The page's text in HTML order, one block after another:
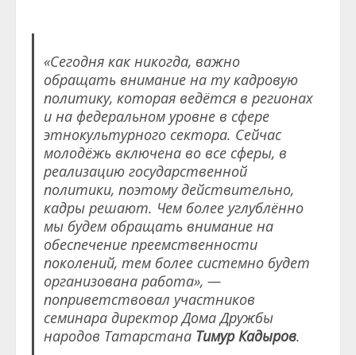
«Сегодня как никогда, важно
обращать внимание на ту кадровую
политику, которая ведётся в регионах
и на федеральном уровне в сфере
этнокультурного сектора. Сейчас
молодёжь включена во все сферы, в
реализацию государственной
политики, поэтому действительно,
кадры решают. Чем более углублённо
мы будем обращать внимание на
обеспечение преемственности
поколений, тем более системно будет
организована работа», —
поприветствовал участников
семинара директор Дома Дружбы
народов ТатарстанаТимур Кадыров.